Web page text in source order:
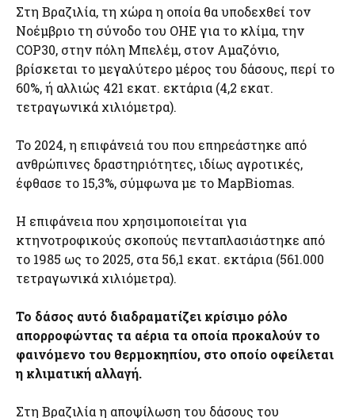
Στη Βραζιλία, τη χώρα η οποία θα υποδεχθεί τον
Νοέμβριο τη σύνοδο του ΟΗΕ για το κλίμα, την
COP30, στην πόλη Μπελέμ, στον Αμαζόνιο,
βρίσκεται το μεγαλύτερο μέρος του δάσους, περί το
60%, ή αλλιώς 421 εκατ. εκτάρια (4,2 εκατ.
τετραγωνικά χιλιόμετρα).
Το 2024, η επιφάνειά του που επηρεάστηκε από
ανθρώπινες δραστηριότητες, ιδίως αγροτικές,
έφθασε το 15,3%, σύμφωνα με το MapBiomas.
Η επιφάνεια που χρησιμοποιείται για
κτηνοτροφικούς σκοπούς πενταπλασιάστηκε από
το 1985 ως το 2025, στα 56,1 εκατ. εκτάρια (561.000
τετραγωνικά χιλιόμετρα).
Το δάσος αυτό διαδραματίζει κρίσιμο ρόλο
απορροφώντας τα αέρια τα οποία προκαλούν το
φαινόμενο του θερμοκηπίου, στο οποίο οφείλεται
η κλιματική αλλαγή.
Στη Βραζιλία η αποψίλωση του δάσους του